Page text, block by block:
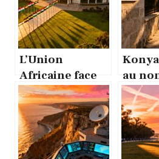
L’Union
Africaine face
au conflit au
Moyen-Orient :
enjeux pour
l’Afrique
au
Çelik,